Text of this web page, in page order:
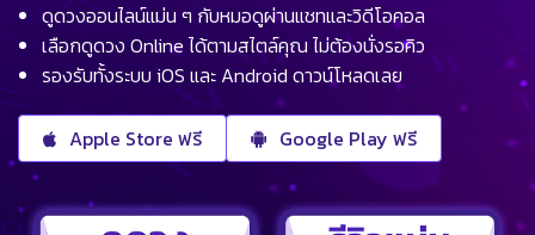
ดูดวงออนไลน์แม่น ๆ กับหมอดูผ่านแชทและวิดีโอคอล
เลือกดูดวง Online ได้ตามสไตล์คุณ ไม่ต้องนั่งรอคิว
รองรับทั้งระบบ iOS และ Android ดาวน์โหลดเลย
Apple Store ฟรี Google Play ฟรี